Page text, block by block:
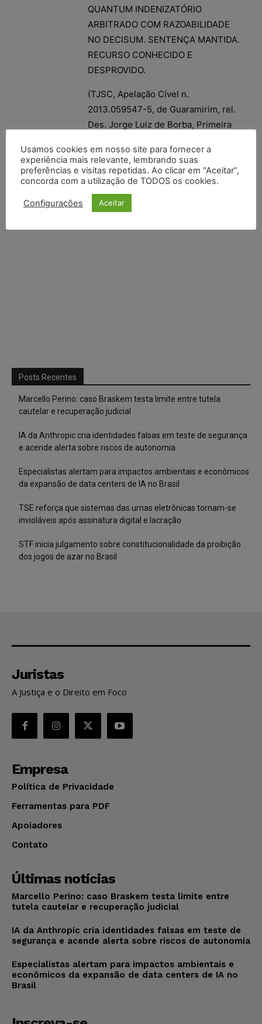
QUANTUM INDENIZATÓRIO
ARBITRADO COM RAZOABILIDADE
NO DECISUM. SENTENÇA MANTIDA.
RECURSO CONHECIDO E
DESPROVIDO.
(TJSC, Apelação Cível n.
2013.059547-5, de Guaramirim, rel.
Des. Jorge Luiz de Borba, Primeira
2014).
Posts Recentes
Marcello Perino: caso Braskem testa limite entre tutela
cautelar e recuperação judicial
IA da Anthropic cria identidades falsas em teste de segurança
e acende alerta sobre riscos de autonomia
Especialistas alertam para impactos ambientais e econômicos
da expansão de data centers de IA no Brasil
TSE reforça que sistemas das urnas eletrônicas tornam-se
invioláveis após assinatura digital e lacração
STF inicia julgamento sobre constitucionalidade da proibição
dos jogos de azar no Brasil
Juristas
A Justiça e o Direito em Foco
Empresa
Política de Privacidade
Ferramentas para PDF
Apoiadores
Contato
Últimas notícias
Marcello Perino: caso Braskem testa limite entre
tutela cautelar e recuperação judicial
IA da Anthropic cria identidades falsas em teste de
segurança e acende alerta sobre riscos de autonomia
Especialistas alertam para impactos ambientais e
econômicos da expansão de data centers de IA no
Brasil
Usamos cookies em nosso site para fornecer a
experiência mais relevante, lembrando suas
preferências e visitas repetidas. Ao clicar em “Aceitar”,
concorda com a utilização de TODOS os cookies.
Configurações Aceitar